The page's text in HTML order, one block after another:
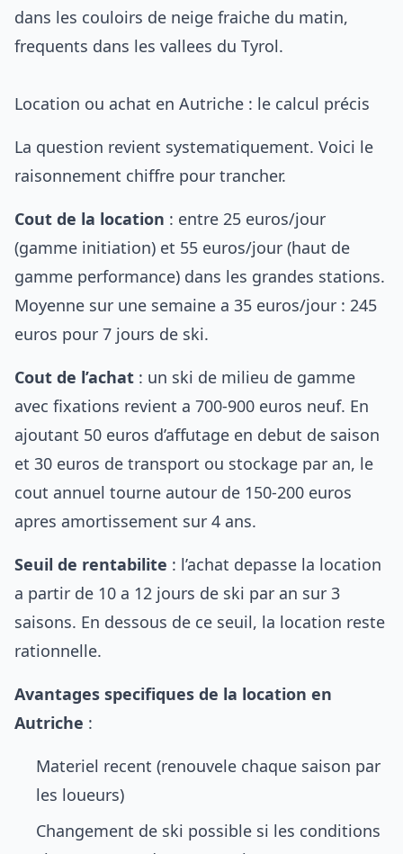
dans les couloirs de neige fraiche du matin,
frequents dans les vallees du Tyrol.
Location ou achat en Autriche : le calcul précis
La question revient systematiquement. Voici le
raisonnement chiffre pour trancher.
Cout de la location : entre 25 euros/jour
(gamme initiation) et 55 euros/jour (haut de
gamme performance) dans les grandes stations.
Moyenne sur une semaine a 35 euros/jour : 245
euros pour 7 jours de ski.
Cout de l’achat : un ski de milieu de gamme
avec fixations revient a 700-900 euros neuf. En
ajoutant 50 euros d’affutage en debut de saison
et 30 euros de transport ou stockage par an, le
cout annuel tourne autour de 150-200 euros
apres amortissement sur 4 ans.
Seuil de rentabilite : l’achat depasse la location
a partir de 10 a 12 jours de ski par an sur 3
saisons. En dessous de ce seuil, la location reste
rationnelle.
Avantages specifiques de la location en
Autriche :
Materiel recent (renouvele chaque saison par
les loueurs)
Changement de ski possible si les conditions